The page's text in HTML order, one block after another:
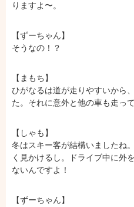
りますよ〜。
【ずーちゃん】
そうなの！？
【まもち】
ひがなるは道が走りやすいから
た。それに意外と他の車も走っ
【しゃも】
冬はスキー客が結構いましたね
く見かけるし。ドライブ中に外
ないんですよ！
【ずーちゃん】